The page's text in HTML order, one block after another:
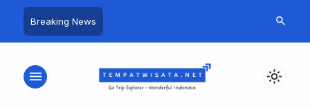
Breaking News search
menu light_mode